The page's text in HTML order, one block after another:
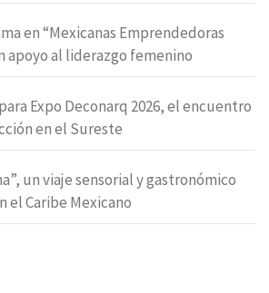
en “Mexicanas Emprendedoras
apoyo al liderazgo femenino
Expo Deconarq 2026, el encuentro
en el Sureste
un viaje sensorial y gastronómico
el Caribe Mexicano